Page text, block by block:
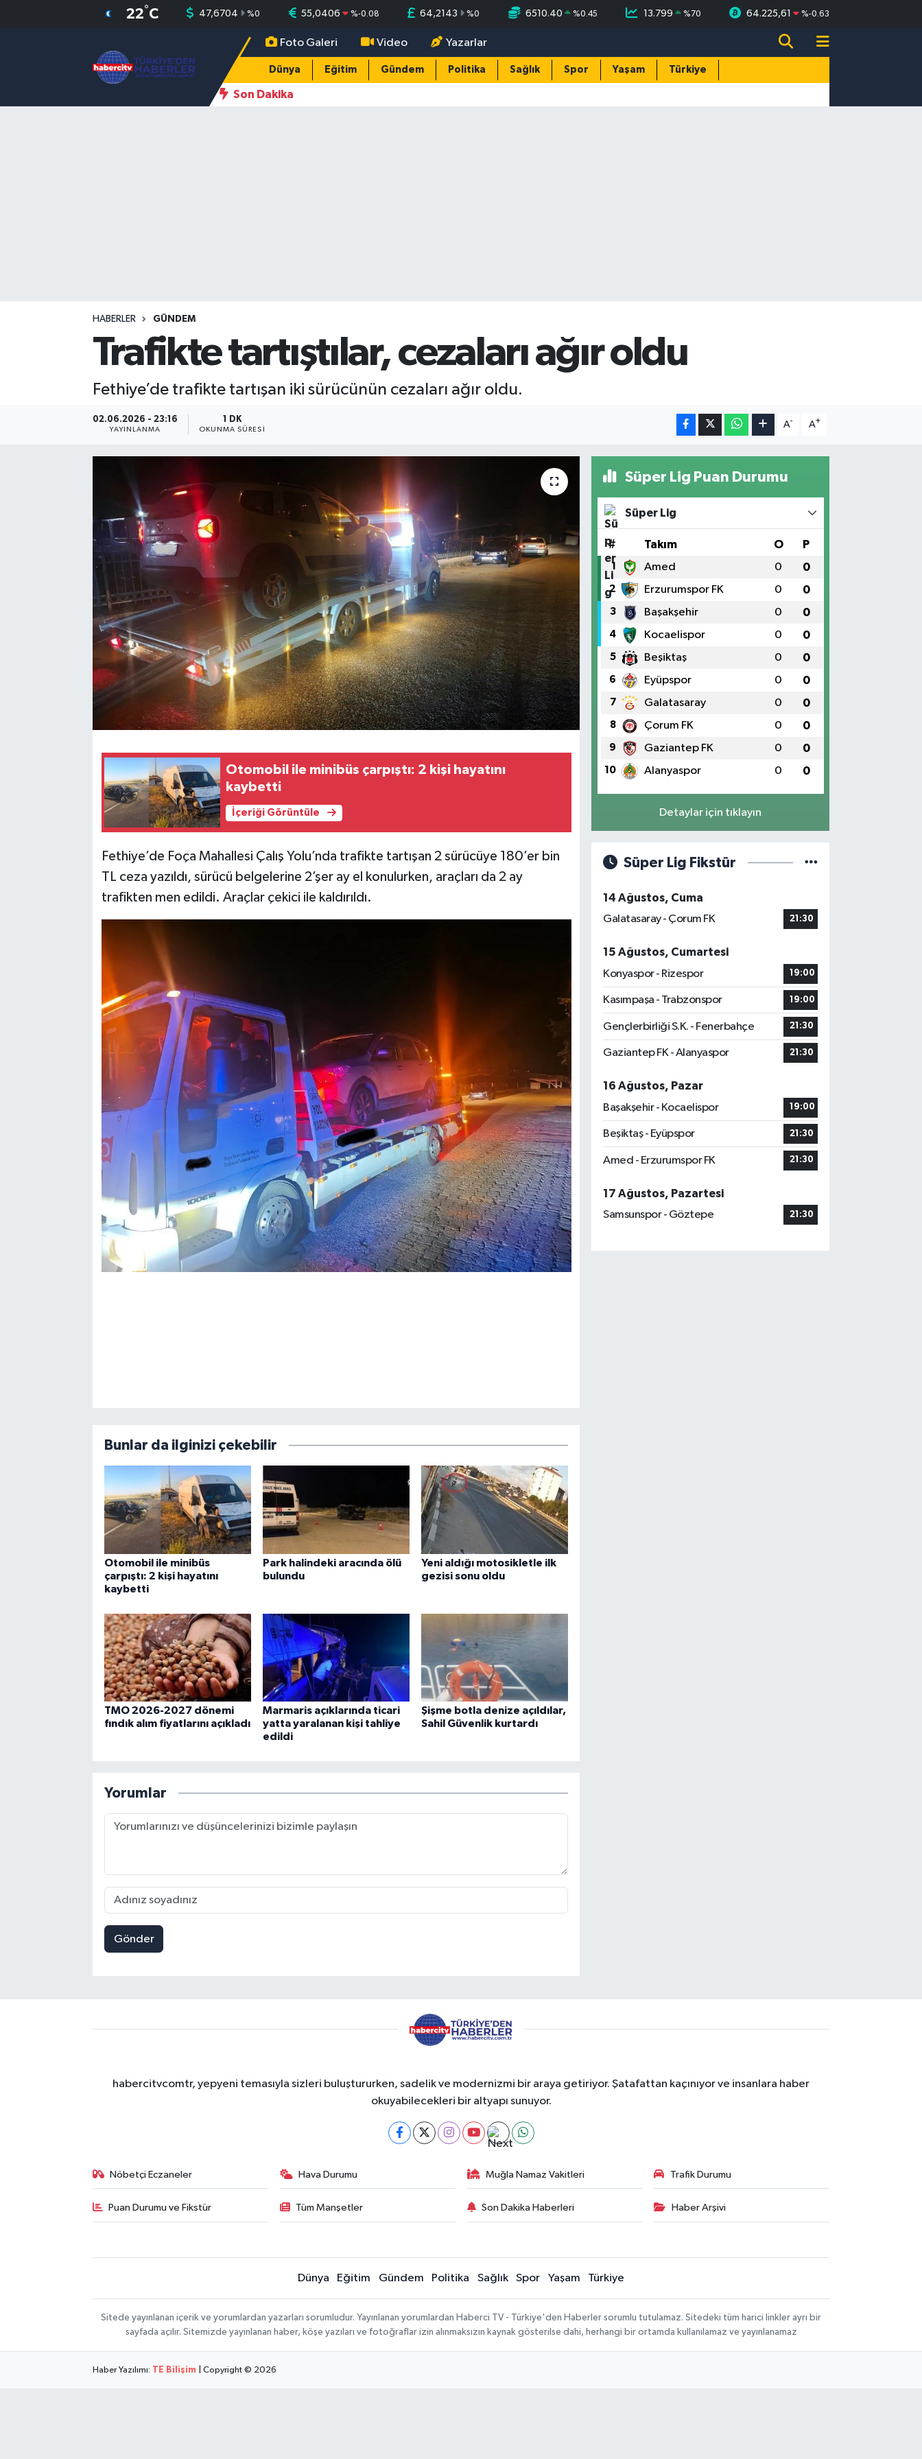
22°C 47,6704 %0 55,0406 %-0.08 64,2143 %0 6510.40 %0.45 13.799 %70 64.225,61 %-0.63
Foto Galeri Video Yazarlar
Dünya Eğitim Gündem Politika Sağlık Spor Yaşam Türkiye
Son Dakika
HABERLER GÜNDEM
Trafikte tartıştılar, cezaları ağır oldu
Fethiye’de trafikte tartışan iki sürücünün cezaları ağır oldu.
02.06.2026 - 23:16
YAYINLANMA
1 DK
OKUNMA SÜRESI
A- A+
Otomobil ile minibüs çarpıştı: 2 kişi hayatını
kaybetti
İçeriği Görüntüle
Fethiye’de Foça Mahallesi Çalış Yolu’nda trafikte tartışan 2 sürücüye 180’er bin
TL ceza yazıldı, sürücü belgelerine 2’şer ay el konulurken, araçları da 2 ay
trafikten men edildi. Araçlar çekici ile kaldırıldı.
Bunlar da ilginizi çekebilir
Otomobil ile minibüs
çarpıştı: 2 kişi hayatını
kaybetti
Park halindeki aracında ölü
bulundu
Yeni aldığı motosikletle ilk
gezisi sonu oldu
TMO 2026-2027 dönemi
fındık alım fiyatlarını açıkladı
Marmaris açıklarında ticari
yatta yaralanan kişi tahliye
edildi
Şişme botla denize açıldılar,
Sahil Güvenlik kurtardı
Yorumlar
Gönder
Süper Lig Puan Durumu
Süper Lig
# Takım O P
1 Amed 0 0
2 Erzurumspor FK 0 0
3 Başakşehir 0 0
4 Kocaelispor 0 0
5 Beşiktaş 0 0
6 Eyüpspor 0 0
7 Galatasaray 0 0
8 Çorum FK 0 0
9 Gaziantep FK 0 0
10 Alanyaspor 0 0
Detaylar için tıklayın
Süper Lig Fikstür
14 Ağustos, Cuma
Galatasaray - Çorum FK
21:30
15 Ağustos, Cumartesi
Konyaspor - Rizespor
19:00
Kasımpaşa - Trabzonspor 19:00
Gençlerbirliği S.K. - Fenerbahçe 21:30
Gaziantep FK - Alanyaspor 21:30
16 Ağustos, Pazar
Başakşehir - Kocaelispor
19:00
Beşiktaş - Eyüpspor 21:30
Amed - Erzurumspor FK 21:30
17 Ağustos, Pazartesi
Samsunspor - Göztepe
21:30
habercitvcomtr, yepyeni temasıyla sizleri buluştururken, sadelik ve modernizmi bir araya getiriyor. Şatafattan kaçınıyor ve insanlara haber
okuyabilecekleri bir altyapı sunuyor.
Nöbetçi Eczaneler Hava Durumu Muğla Namaz Vakitleri Trafik Durumu
Puan Durumu ve Fikstür Tüm Manşetler Son Dakika Haberleri Haber Arşivi
Dünya Eğitim Gündem Politika Sağlık Spor Yaşam Türkiye
Sitede yayınlanan içerik ve yorumlardan yazarları sorumludur. Yayınlanan yorumlardan Haberci TV - Türkiye'den Haberler sorumlu tutulamaz. Sitedeki tüm harici linkler ayrı bir
sayfada açılır. Sitemizde yayınlanan haber, köşe yazıları ve fotoğraflar izin alınmaksızın kaynak gösterilse dahi, herhangi bir ortamda kullanılamaz ve yayınlanamaz
Haber Yazılımı: TE Bilişim | Copyright © 2026
Nöbetçi Eczaneler
Hava Durumu